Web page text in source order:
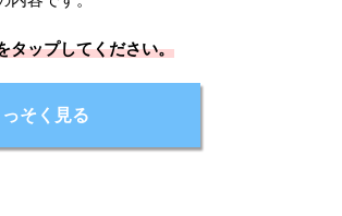
タップしてください。
そく見る